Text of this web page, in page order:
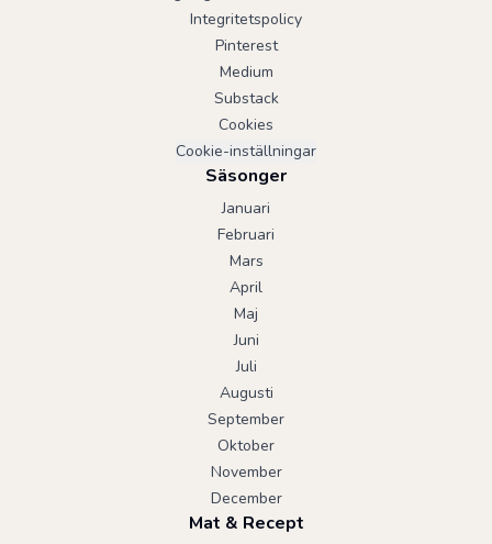
Integritetspolicy
Pinterest
Medium
Substack
Cookies
Cookie-inställningar
Säsonger
Januari
Februari
Mars
April
Maj
Juni
Juli
Augusti
September
Oktober
November
December
Mat & Recept